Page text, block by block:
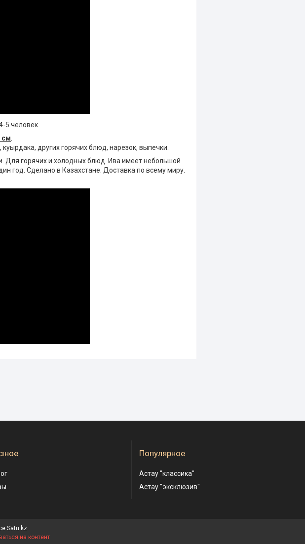
5 человек.
см
других горячих блюд, нарезок, выпечки.
Для горячих и холодных блюд. Ива имеет небольшой
год. Сделано в Казахстане. Доставка по всему миру.
Популярное
Астау "классика"
Астау "эксклюзив"
Satu.kz
на контент